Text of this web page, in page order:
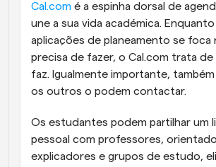
Cal.com é a espinha dorsal de
une a sua vida académica.
aplicações de planeamento se foca
precisa de fazer, o Cal.com trata
faz. Igualmente importante,
os outros o podem contactar.
Os estudantes podem partilhar um
pessoal com professores,
explicadores e grupos de estudo,